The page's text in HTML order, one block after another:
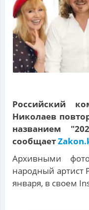
Российский
Николаев
названием
сообщает
Архивными
народный артист
января, в своем